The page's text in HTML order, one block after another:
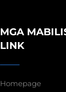
MGA
LINK
Homepage